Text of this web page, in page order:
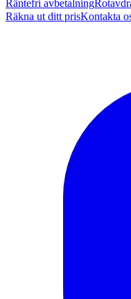
Räntefri avbetalning
Räkna ut ditt prisKontakta